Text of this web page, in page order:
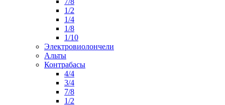
1/2
1/4
1/8
1/10
Электровиолончели
Альты
Контрабасы
4/4
3/4
7/8
1/2